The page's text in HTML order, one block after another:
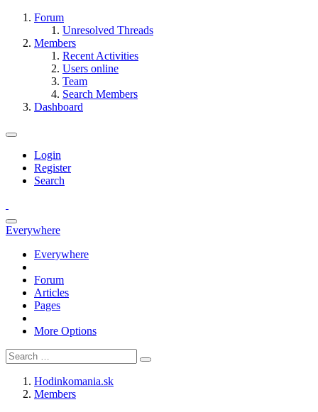
Forum
Unresolved Threads
Members
Recent Activities
Users online
Team
Search Members
Dashboard
Login
Register
Search
Everywhere
Everywhere
Forum
Articles
Pages
More Options
Hodinkomania.sk
Members